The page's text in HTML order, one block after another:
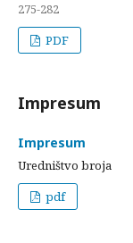
275-282
PDF
Impresum
Impresum
Uredništvo broja
pdf